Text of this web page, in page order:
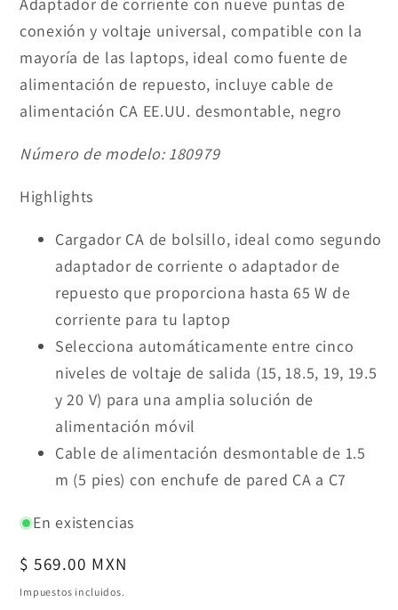
Adaptador de corriente con nueve puntas de
conexión y voltaje universal, compatible con la
mayoría de las laptops, ideal como fuente de
alimentación de repuesto, incluye cable de
alimentación CA EE.UU. desmontable, negro
Número de modelo: 180979
Highlights
Cargador CA de bolsillo, ideal como segundo
adaptador de corriente o adaptador de
repuesto que proporciona hasta 65 W de
corriente para tu laptop
Selecciona automáticamente entre cinco
niveles de voltaje de salida (15, 18.5, 19, 19.5
y 20 V) para una amplia solución de
alimentación móvil
Cable de alimentación desmontable de 1.5
m (5 pies) con enchufe de pared CA a C7
En existencias
Precio
habitual
$ 569.00 MXN
Impuestos incluidos.